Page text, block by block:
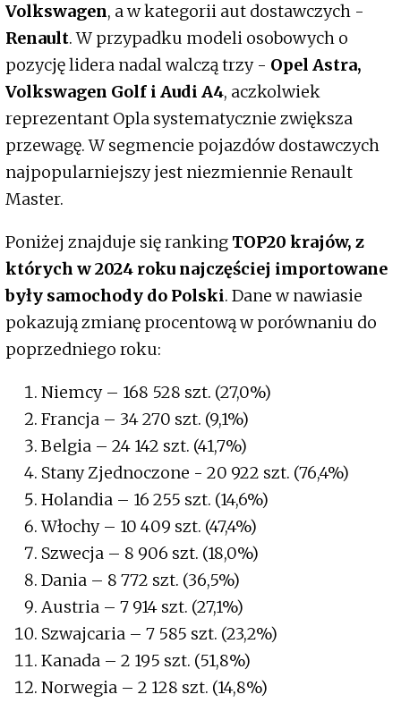
Volkswagen, a w kategorii aut dostawczych -
Renault. W przypadku modeli osobowych o
pozycję lidera nadal walczą trzy - Opel Astra,
Volkswagen Golf i Audi A4, aczkolwiek
reprezentant Opla systematycznie zwiększa
przewagę. W segmencie pojazdów dostawczych
najpopularniejszy jest niezmiennie Renault
Master.
Poniżej znajduje się ranking TOP20 krajów, z
których w 2024 roku najczęściej importowane
były samochody do Polski. Dane w nawiasie
pokazują zmianę procentową w porównaniu do
poprzedniego roku:
Niemcy – 168 528 szt. (27,0%)
Francja – 34 270 szt. (9,1%)
Belgia – 24 142 szt. (41,7%)
Stany Zjednoczone - 20 922 szt. (76,4%)
Holandia – 16 255 szt. (14,6%)
Włochy – 10 409 szt. (47,4%)
Szwecja – 8 906 szt. (18,0%)
Dania – 8 772 szt. (36,5%)
Austria – 7 914 szt. (27,1%)
Szwajcaria – 7 585 szt. (23,2%)
Kanada – 2 195 szt. (51,8%)
Norwegia – 2 128 szt. (14,8%)